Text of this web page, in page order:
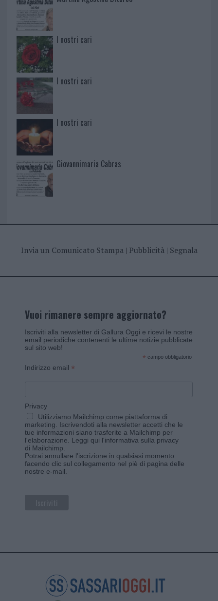
I nostri cari
I nostri cari
I nostri cari
Giovannimaria Cabras
Invia un Comunicato Stampa| Pubblicità| Segnala
Vuoi rimanere sempre aggiornato?
Iscriviti alla newsletter di Gallura Oggi e ricevi le nostre
email periodiche contenenti le ultime notizie pubblicate
sul sito web!
* campo obbligatorio
Indirizzo email *
Privacy
Utilizziamo Mailchimp come piattaforma di
marketing. Iscrivendoti alla newsletter accetti che le
tue informazioni siano trasferite a Mailchimp per
l'elaborazione. Leggi qui l'informativa sulla privacy
di Mailchimp.
Potrai annullare l'iscrizione in qualsiasi momento
facendo clic sul collegamento nel piè di pagina delle
nostre e-mail.